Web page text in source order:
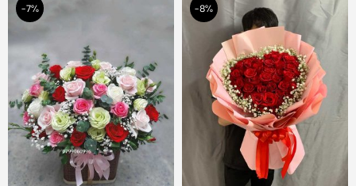
-7% -8%